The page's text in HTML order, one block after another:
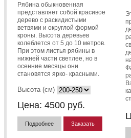
Рябина обыкновенная
представляет собой красивое
дерево с раскидистыми
ветвями и округлой формой
кроны. Высота деревьев
колеблется от 5 до 10 метров.
При этом листья рябины в
нижней части светлее, но в
осенние месяцы они
становятся ярко- красными.
Высота (см)
Цена: 4500 руб.
Подробнее Заказать